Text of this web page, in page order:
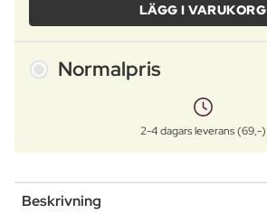
LÄGG I VARUKORG
Normalpris
2-4 dagars leverans (69,-)
Beskrivning